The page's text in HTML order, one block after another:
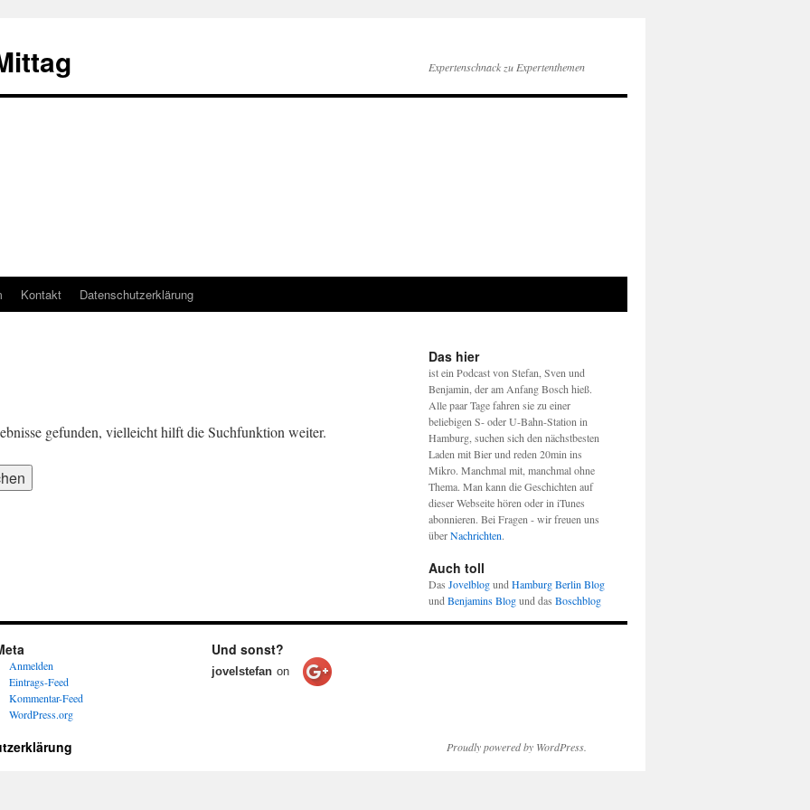
Expertenschnack zu Expertenthemen
Kontakt Datenschutzerklärung
gefunden, vielleicht hilft die Suchfunktion weiter.
Das hier
ist ein Podcast von Stefan, Sven und
Benjamin, der am Anfang Bosch hieß.
Alle paar Tage fahren sie zu einer
beliebigen S- oder U-Bahn-Station in
Hamburg, suchen sich den nächstbesten
Laden mit Bier und reden 20min ins
Mikro. Manchmal mit, manchmal ohne
Thema. Man kann die Geschichten auf
dieser Webseite hören oder in iTunes
abonnieren. Bei Fragen - wir freuen uns
überNachrichten.
Auch toll
Das Jovelblogund Hamburg Berlin Blog
und Benjamins Blogund das Boschblog
Anmelden
Eintrags-Feed
Kommentar-Feed
WordPress.org
Und sonst?
jovelstefan on
Proudly powered by WordPress.